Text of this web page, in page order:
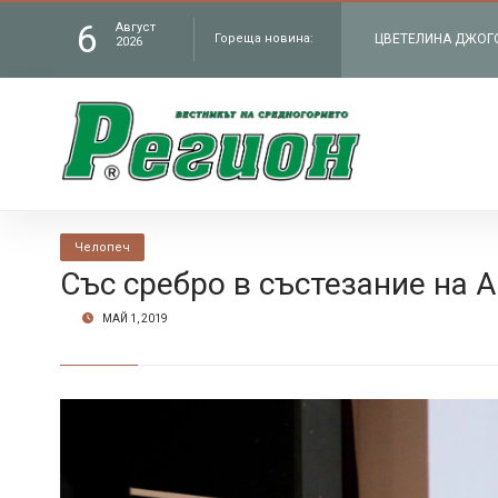
6
Август
2026
Гореща новина: ЧИТАЛИЩЕТО В
ЦВЕТЕЛИНА
Челопеч
Със сребро в състезание на
МАЙ 1, 2019